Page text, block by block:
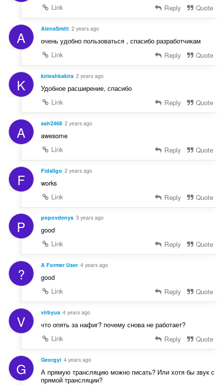
Link
Reply Quote
A AlenaSmitt 2 years ago
очень удобно пользоваться , спасибо разработчикам
Link
Reply Quote
K kirieshkakira 2 years ago
Удобное расширение, спасибо
Link
Reply Quote
A ash2468 2 years ago
awesome
Link
Reply Quote
F Fidallgo 2 years ago
works
Link
Reply Quote
P popovdenys 3 years ago
good
Link
Reply Quote
? A Former User 4 years ago
good
Link
Reply Quote
V virbyua 4 years ago
что опять за нафиг? почему снова не работает?
Link
Reply Quote
G Georgyi 4 years ago
А прямую трансляцию можно писать? Или хотя бы звук с
прямой трансляции?